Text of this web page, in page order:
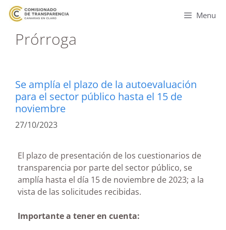
Menu
Prórroga
Se amplía el plazo de la autoevaluación
para el sector público hasta el 15 de
noviembre
27/10/2023
El plazo de presentación de los cuestionarios de
transparencia por parte del sector público, se
amplía hasta el día 15 de noviembre de 2023; a la
vista de las solicitudes recibidas.
Importante a tener en cuenta: